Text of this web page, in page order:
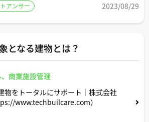
アンサー 2023/08/29
となる建物とは？
、商業施設管理
物をトータルにサポート｜株式会社
www.techbuilcare.com）